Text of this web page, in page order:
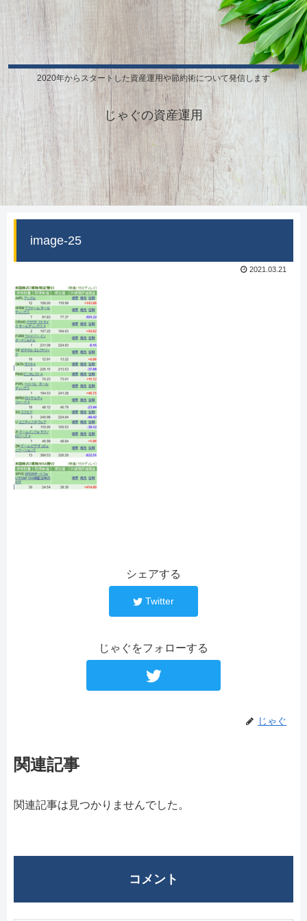
2020年からスタートした資産運用や節約術について発信します
じゃぐの資産運用
image-25
2021.03.21
シェアする
Twitter
じゃぐをフォローする
じゃぐ
関連記事
関連記事は見つかりませんでした。
コメント